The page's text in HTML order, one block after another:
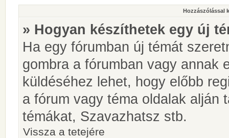
Hozzászólással
» Hogyan készíthetek egy új
Ha egy fórumban új témát
gombra a fórumban vagy annak
küldéséhez lehet, hogy előbb
a fórum vagy téma oldalak alján
témákat, Szavazhatsz stb.
Vissza a tetejére